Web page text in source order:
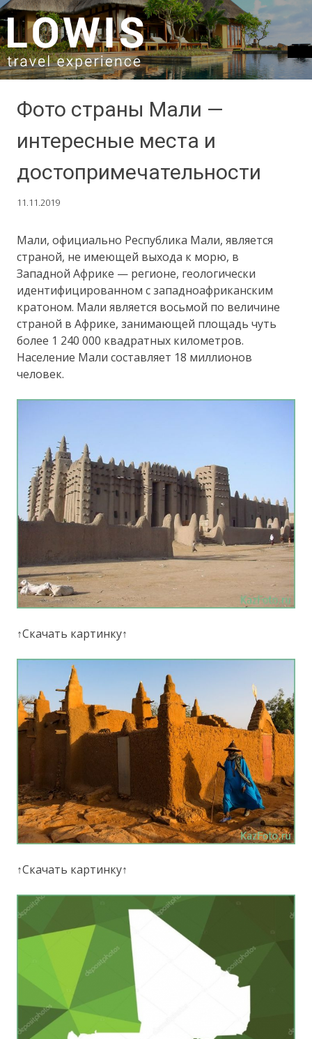
SKIP TO CONTENT
Фото страны Мали —
интересные места и
достопримечательности
11.11.2019
Мали, официально Республика Мали, является
страной, не имеющей выхода к морю, в
Западной Африке — регионе, геологически
идентифицированном с западноафриканским
кратоном. Мали является восьмой по величине
страной в Африке, занимающей площадь чуть
более 1 240 000 квадратных километров.
Население Мали составляет 18 миллионов
человек.
↑Скачать картинку↑
↑Скачать картинку↑